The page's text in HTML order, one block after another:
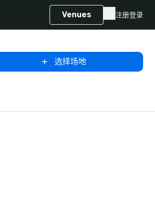
Venues 注册登录
选择场地